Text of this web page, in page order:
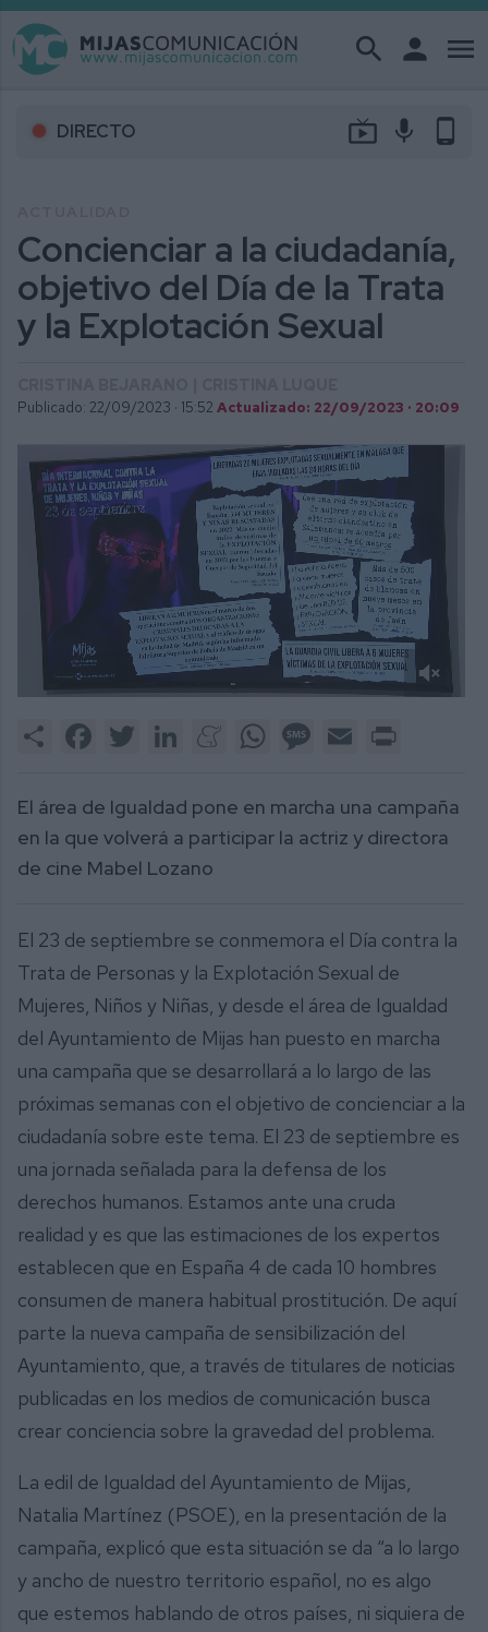
search person menu
DIRECTO live_tv mic phone_android
Concienciar a la ciudadanía,
objetivo del Día de la Trata
y la Explotación Sexual
Publicado: 22/09/2023 · 15:52 Actualizado: 22/09/2023 · 20:09
1
Share FacebookTwitter LinkedInMeneameWhatsAppMessage
Email
El área de Igualdad pone en marcha una campaña
en la que volverá a participar la actriz y directora
de cine Mabel Lozano
El 23 de septiembre se conmemora el Día contra la
Trata de Personas y la Explotación Sexual de
Mujeres, Niños y Niñas, y desde el área de Igualdad
del Ayuntamiento de Mijas han puesto en marcha
una campaña que se desarrollará a lo largo de las
próximas semanas con el objetivo de concienciar a la
ciudadanía sobre este tema. El 23 de septiembre es
una jornada señalada para la defensa de los
derechos humanos. Estamos ante una cruda
realidad y es que las estimaciones de los expertos
establecen que en España 4 de cada 10 hombres
consumen de manera habitual prostitución. De aquí
parte la nueva campaña de sensibilización del
Ayuntamiento, que, a través de titulares de noticias
publicadas en los medios de comunicación busca
crear conciencia sobre la gravedad del problema.
La edil de Igualdad del Ayuntamiento de Mijas,
Natalia Martínez (PSOE), en la presentación de la
campaña, explicó que esta situación se da “a lo largo
y ancho de nuestro territorio español, no es algo
que estemos hablando de otros países, ni siquiera de